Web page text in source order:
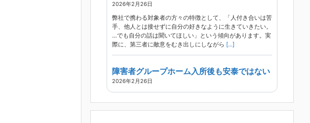
2026年2月26日
弊社で携わる対象者の方々の特徴として、「人付き合いは苦
手、他人とは接せずに自分の好きなように生きていきたい。
…でも自分の話は聞いてほしい」という傾向があります。実
際に、第三者に敵意をむき出しにしながら [...]
障害者グループホーム入所後も安泰ではない
2026年2月26日
現在、精神科病院は早期退院が主流です。家族での受け入れ
や一人暮らしは難しく、かといって本人が施設入所を拒んで
いる（つまり行き先が見つかっていない）ような場合でも、